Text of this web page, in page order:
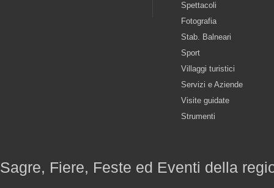
Spettacoli
Fotografia
Stab. Balneari
Sport
Villaggi turistici
Servizi e Aziende
Visite guidate
Strumenti
Sagre, Fiere, Feste ed Eventi della